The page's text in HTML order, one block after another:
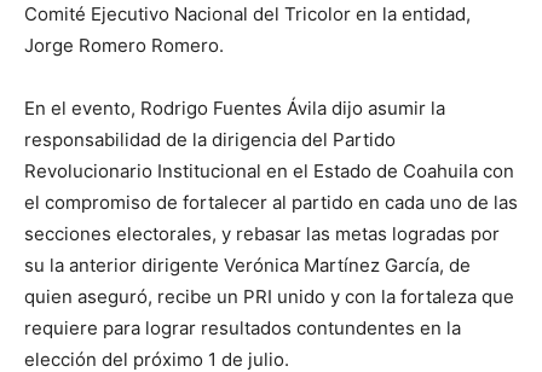
Comité Ejecutivo Nacional del Tricolor en la entidad,
Jorge Romero Romero.
En el evento, Rodrigo Fuentes Ávila dijo asumir la
responsabilidad de la dirigencia del Partido
Revolucionario Institucional en el Estado de Coahuila con
el compromiso de fortalecer al partido en cada uno de las
secciones electorales, y rebasar las metas logradas por
su la anterior dirigente Verónica Martínez García, de
quien aseguró, recibe un PRI unido y con la fortaleza que
requiere para lograr resultados contundentes en la
elección del próximo 1 de julio.